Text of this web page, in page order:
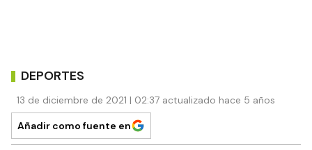
DEPORTES
13 de diciembre de 2021 | 02:37 actualizado hace 5 años
Añadir como fuente en